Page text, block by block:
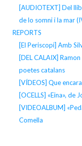
[AUDIOTEXT] Del
de lo somni i la mar
REPORTS
[El Periscopi] Amb
[DEL CALAIX]
poetes catalans
[VÍDEOS] Que
[OCELLS] «Eina», de
[VIDEOALBUM]
Comella